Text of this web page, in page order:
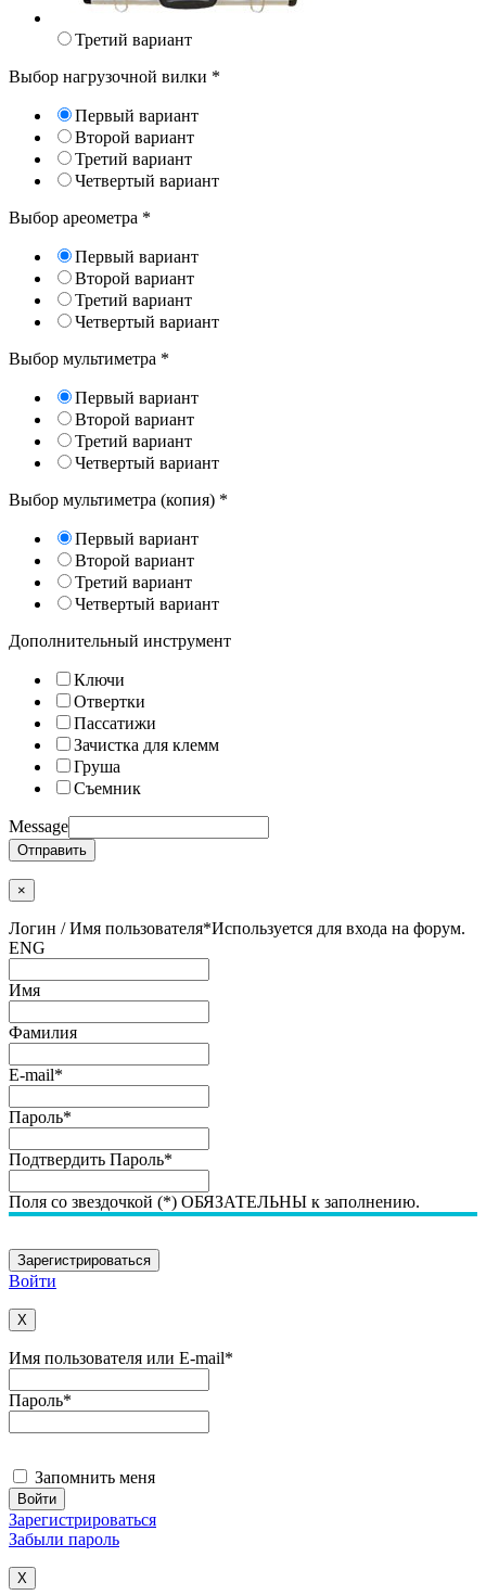
Третий вариант
Выбор нагрузочной вилки *
Первый вариант
Второй вариант
Третий вариант
Четвертый вариант
Выбор ареометра *
Первый вариант
Второй вариант
Третий вариант
Четвертый вариант
Выбор мультиметра *
Первый вариант
Второй вариант
Третий вариант
Четвертый вариант
Выбор мультиметра (копия) *
Первый вариант
Второй вариант
Третий вариант
Четвертый вариант
Дополнительный инструмент
Ключи
Отвертки
Пассатижи
Зачистка для клемм
Груша
Съемник
Message
Отправить
×
Логин / Имя пользователя*Используется для входа на форум.
ENG
Имя
Фамилия
E-mail*
Пароль*
Подтвердить Пароль*
Поля со звездочкой (*) ОБЯЗАТЕЛЬНЫ к заполнению.
Войти
X
Имя пользователя или E-mail*
Пароль*
Запомнить меня
Зарегистрироваться
Забыли пароль
X